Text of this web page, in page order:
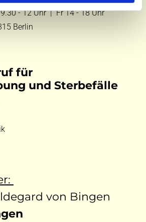
- 12 Uhr |Fr 14 - 18 Uhr
Berlin
für
und Sterbefälle
von Bingen